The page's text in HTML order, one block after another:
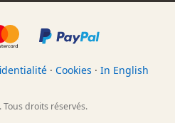
· Cookies · In English
droits réservés.